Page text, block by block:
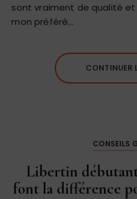
sont vraiment de qualité
mon préféré…
CONTINUER
CONSEILS
Libertin
font la différence